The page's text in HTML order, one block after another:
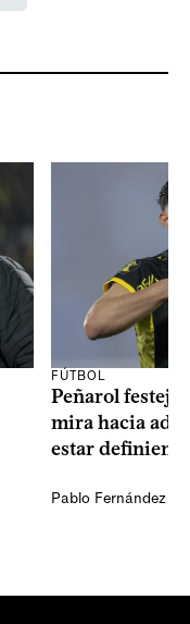
FÚTBOL
Peñarol
mira hacia
estar
Pablo Fernández